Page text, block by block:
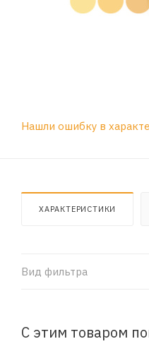
Нашли ошибку в
ХАРАКТЕРИСТИКИ
Вид фильтра
С этим товаром